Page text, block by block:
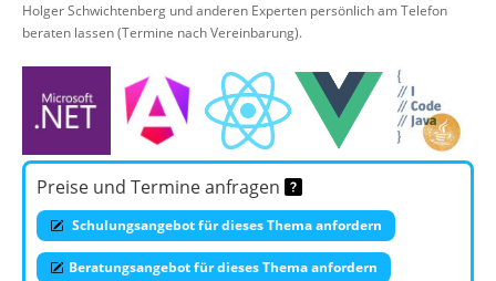
Holger Schwichtenberg und anderen Experten persönlich am Telefon
beraten lassen (Termine nach Vereinbarung).
Preise und Termine anfragen
Schulungsangebot für dieses Thema anfordern
Beratungsangebot für dieses Thema anfordern